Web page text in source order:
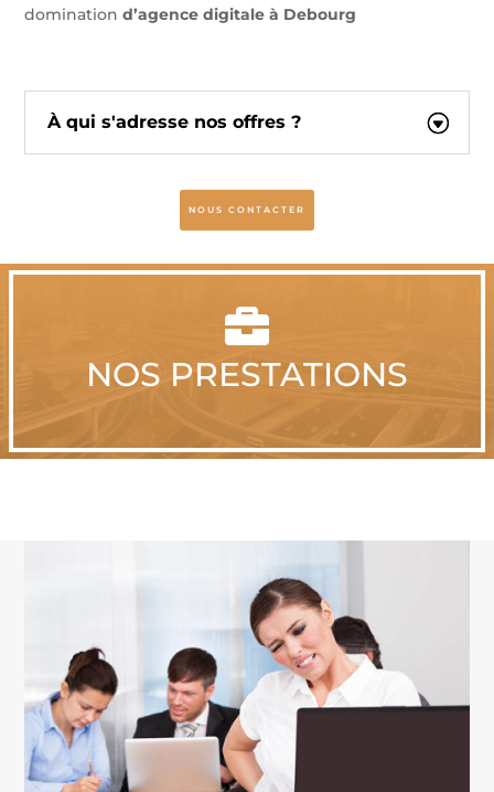
domination d’agence digitale à Debourg
À qui s'adresse nos offres ?
NOUS CONTACTER

NOS PRESTATIONS